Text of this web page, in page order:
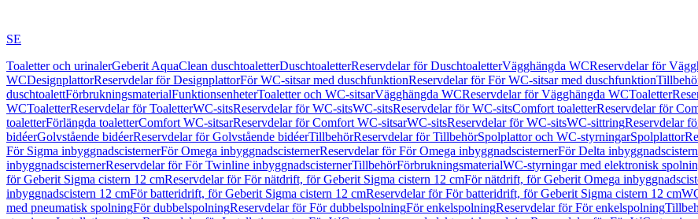
SE
Toaletter och urinalerGeberit AquaClean duschtoaletterDuschtoaletterReservdelar för DuschtoaletterVägghängda WCReservdelar för
WCDesignplattorReservdelar för DesignplattorFör WC-sitsar med duschfunktionReservdelar för För WC-sitsar med duschfunktion
duschtoalettFörbrukningsmaterialFunktionsenheterToaletter och WC-sitsarVägghängda WCReservdelar för Vägghängda WCToaletter
WCToaletterReservdelar för ToaletterWC-sitsReservdelar för WC-sitsWC-sitsReservdelar för WC-sitsComfort toaletterReservdelar för
toaletterFörlängda toaletterComfort WC-sitsarReservdelar för Comfort WC-sitsarWC-sitsReservdelar för WC-sitsWC-sittringReservdelar
bidéerGolvstående bidéerReservdelar för Golvstående bidéerTillbehörReservdelar för TillbehörSpolplattor och WC-styrningarSpolplattor
För Sigma inbyggnadscisternerFör Omega inbyggnadscisternerReservdelar för För Omega inbyggnadscisternerFör Delta
inbyggnadscisternerReservdelar för För Twinline inbyggnadscisternerTillbehörFörbrukningsmaterialWC-styrningar med elektronisk
för Geberit Sigma cistern 12 cmReservdelar för För nätdrift, för Geberit Sigma cistern 12 cmFör nätdrift, för Geberit Omega
inbyggnadscistern 12 cmFör batteridrift, för Geberit Sigma cistern 12 cmReservdelar för För batteridrift, för Geberit Sigma cistern 12 cm
med pneumatisk spolningFör dubbelspolningReservdelar för För dubbelspolningFör enkelspolningReservdelar för För enkelspolning